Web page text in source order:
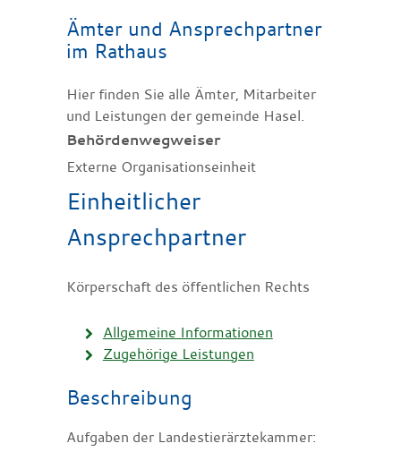
Ämter und Ansprechpartner
im Rathaus
Hier finden Sie alle Ämter, Mitarbeiter
und Leistungen der gemeinde Hasel.
Behördenwegweiser
Externe Organisationseinheit
Einheitlicher
Ansprechpartner
Körperschaft des öffentlichen Rechts
Allgemeine Informationen
Zugehörige Leistungen
Beschreibung
Aufgaben der Landestierärztekammer: